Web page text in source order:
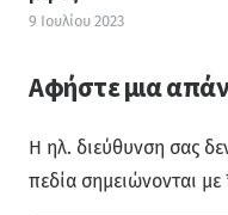
9 Ιουλίου 2023
Αφήστε μια
Η ηλ. διεύθυνση σας
πεδία σημειώνονται με